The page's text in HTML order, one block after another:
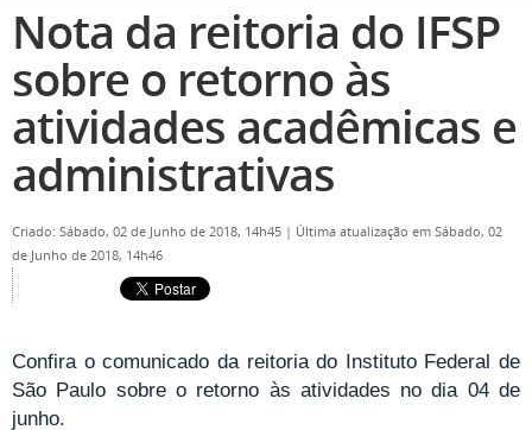
Nota da reitoria do IFSP
sobre o retorno às
atividades acadêmicas e
administrativas
Criado: Sábado, 02 de Junho de 2018, 14h45 | Última atualização em Sábado, 02
de Junho de 2018, 14h46
Confira o comunicado da reitoria do Instituto Federal de
São Paulo sobre o retorno às atividades no dia 04 de
junho.